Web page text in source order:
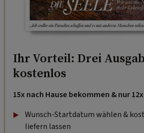
Ihr Vorteil: Drei
kostenlos
15x nach Hause bekommen & nur
Wunsch-Startdatum wählen &
liefern lassen